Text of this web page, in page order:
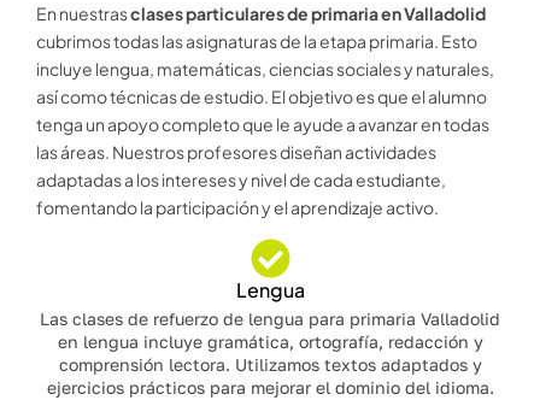
En nuestrasclases particulares de primaria en Valladolid
cubrimos todas las asignaturas de la etapa primaria. Esto
incluye lengua, matemáticas, ciencias sociales y naturales,
así como técnicas de estudio. El objetivo es que el alumno
tenga un apoyo completo que le ayude a avanzar en todas
las áreas. Nuestros profesores diseñan actividades
adaptadas a los intereses y nivel de cada estudiante,
fomentando la participación y el aprendizaje activo.
Lengua
Las clases de refuerzo de lengua para primaria Valladolid
en lengua incluye gramática, ortografía, redacción y
comprensión lectora. Utilizamos textos adaptados y
ejercicios prácticos para mejorar el dominio del idioma.